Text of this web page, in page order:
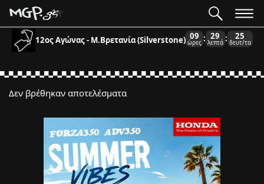
12ος Αγώνας - Μ.Βρετανία (Silverstone) 09
ώρες : 29
λεπτά : 25
δευτ/τα
Δεν βρέθηκαν αποτελέσματα